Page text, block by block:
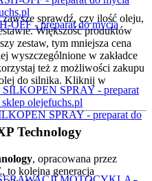
sprawdź, czy ilość oleju,
Większość produktów
zestaw, tym mniejsza cena
wyszczególnione w zakładce
też z możliwości zakupu
do silnika. Kliknij w
Technology
, opracowana przez
kolejna generacja
OFF - preparat do mycia
SPRAY - preparat do